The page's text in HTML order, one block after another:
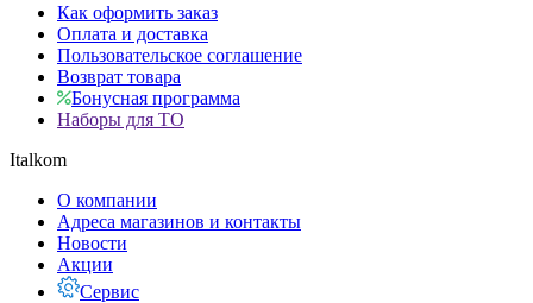
Как оформить заказ
Оплата и доставка
Пользовательское соглашение
Возврат товара
Бонусная программа
Наборы для ТО
Italkom
О компании
Адреса магазинов и контакты
Новости
Акции
Сервис